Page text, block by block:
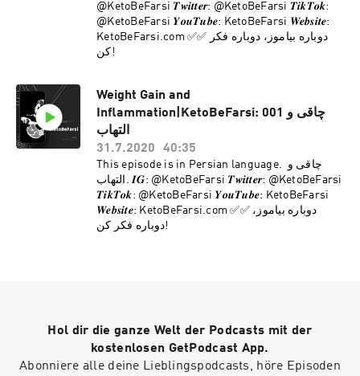
@KetoBeFarsi 𝑻𝒘𝒊𝒕𝒕𝒆𝒓: @KetoBeFarsi 𝑻𝒊𝒌𝑻𝒐𝒌:
@KetoBeFarsi 𝒀𝒐𝒖𝑻𝒖𝒃𝒆: KetoBeFarsi 𝑾𝒆𝒃𝒔𝒊𝒕𝒆:
KetoBeFarsi.com ‎✅✅ دوباره بیاموز، دوباره فکر
کن!
Weight Gain and
Inflammation|KetoBeFarsi: 001 چاقی و
التهاب
31.7.2020
40:35
This episode is in Persian language. چاقی و
التهاب. 𝑰𝑮: @KetoBeFarsi 𝑻𝒘𝒊𝒕𝒕𝒆𝒓: @KetoBeFarsi
𝑻𝒊𝒌𝑻𝒐𝒌: @KetoBeFarsi 𝒀𝒐𝒖𝑻𝒖𝒃𝒆: KetoBeFarsi
𝑾𝒆𝒃𝒔𝒊𝒕𝒆: KetoBeFarsi.com ‎✅✅ دوباره بیاموز،
دوباره فکر کن!
Hol dir die ganze Welt der Podcasts mit der
kostenlosen GetPodcast App.
Abonniere alle deine Lieblingspodcasts, höre Episoden